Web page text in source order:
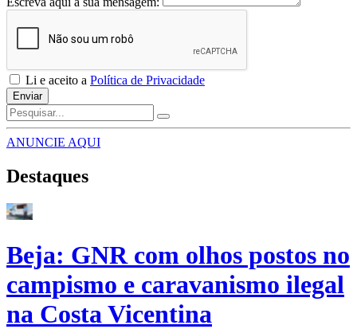
Li e aceito a Política de Privacidade
Enviar
ANUNCIE AQUI
Destaques
Beja: GNR com olhos postos no
campismo e caravanismo ilegal
na Costa Vicentina